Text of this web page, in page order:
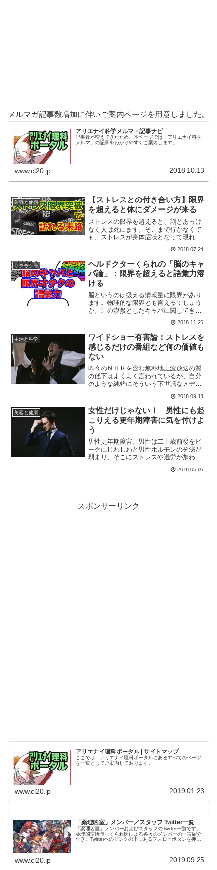
メルマガ記事数増加に伴いご案内ページを用意しました。
アリエナイ科学メルマ・記事ナビ
記事数が増えてきたため、本ページでは「アリエナイ科学
メルマ」の記事をわかりやすくご案内します。
www.cl20.jp 2018.10.13
美容と健康
【ストレスとの付き合い方】限界
を超えると体にダメージが来る
ストレスの限界を超えると、割とあっけ
なく人は死にます。そこまで行かなくて
も、ストレスが身体症状となって現れる
ストレスとの付き合い方を生物学的にみ
ていきましょう。
2018.07.24
リテラシー
ヘルドクターくられの「脳のキャ
パ論」：限界を超えると語彙力溶
ける
脳というのは扱える情報量に限界があり
ます。物理的な限界とも言えるでしょう
か。この漠然としたキャパに関してきち
んとした科学的裏付け、データはありま
せん。故に今回の話は自分の経験則によ
る独断と偏見に基づいた、持論の紹介と
なります。
2018.11.26
生活と科学
ワイドショー有害論：ストレスを
感じるだけの番組など何の価値も
ない
昨今のＮＨＫを含む無料地上波放送の質
の低下はよくよく言われているが、自分
のような純粋にそういう下世話なメディ
の専門家なども意外とワイドショーの有
害性について危惧しているという話が結
構有るようです。
2018.09.13
美容と健康
女性だけじゃない！ 男性にも起
こりえる更年期障害に気を付けよ
う
男性更年期障害。男性は二十歳前後をピ
ークにじわじわと男性ホルモンの分泌が
弱まり、そこにストレスや過労が加わる
ることも。そうした結果、ウツなどの精
2018.05.05
スポンサーリンク
アリエナイ理科ポータル | サイトマップ
ここでは、アリエナイ理科ポータルにあるすべてのページ
を一覧としてご案内しております。
www.cl20.jp 2019.01.23
「薬理凶室」メンバー／スタッフ Twitter一覧
「薬理凶室」メンバーおよびスタッフのTwitter一覧です。
薬理凶室所長・くられ氏による各々のメンバーの一言紹介
付き。Twitterへのリンクの下にあるフォローボタンを押す
www.cl20.jp 2019.09.25